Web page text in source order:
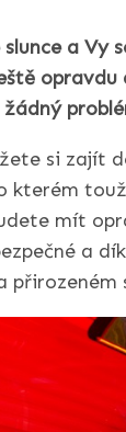
a Vy
si zajít
mít
a